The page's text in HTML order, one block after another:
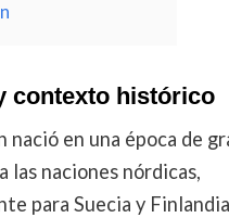
contexto histórico
nació en una época de
las naciones nórdicas,
para Suecia y